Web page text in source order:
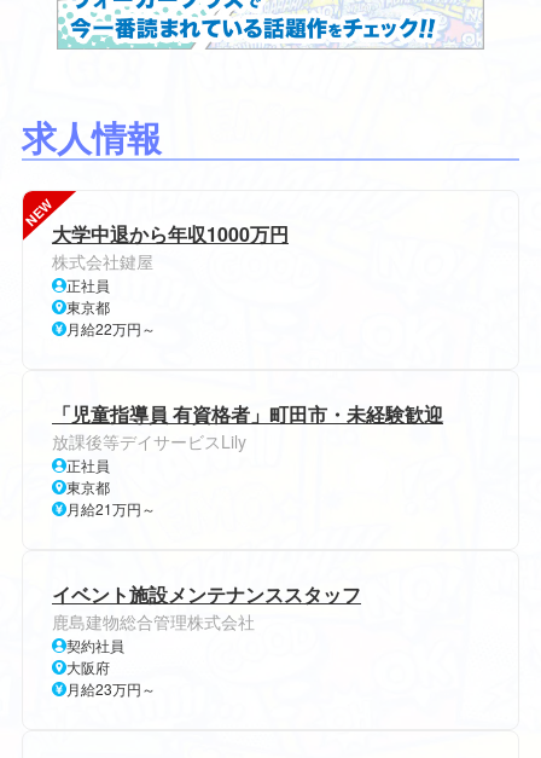
求人情報
NEW
大学中退から年収1000万円
株式会社鍵屋
正社員
東京都
月給22万円～
「児童指導員 有資格者」町田市・未経験歓迎
放課後等デイサービスLily
正社員
東京都
月給21万円～
イベント施設メンテナンススタッフ
鹿島建物総合管理株式会社
契約社員
大阪府
月給23万円～